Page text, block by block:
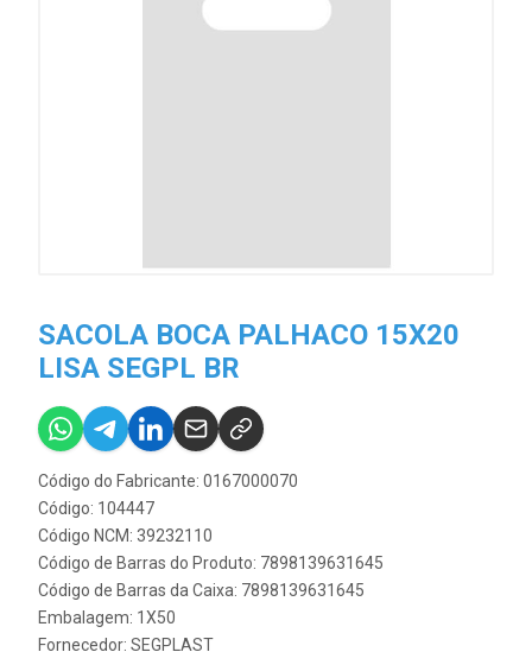
SACOLA BOCA PALHACO 15X20
LISA SEGPL BR
Código do Fabricante: 0167000070
Código: 104447
Código NCM: 39232110
Código de Barras do Produto: 7898139631645
Código de Barras da Caixa: 7898139631645
Embalagem: 1X50
Fornecedor: SEGPLAST